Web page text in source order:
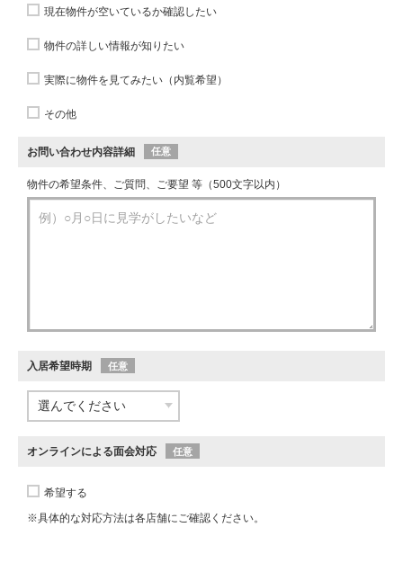
現在物件が空いているか確認したい
物件の詳しい情報が知りたい
実際に物件を見てみたい（内覧希望）
その他
お問い合わせ内容詳細 任意
物件の希望条件、ご質問、ご要望 等（500文字以内）
入居希望時期 任意
オンラインによる面会対応 任意
希望する
※具体的な対応方法は各店舗にご確認ください。